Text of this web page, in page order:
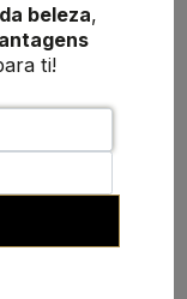
beleza,
ti!